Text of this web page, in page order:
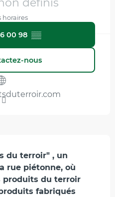
définis
horaires
00 98 ▒▒
nous
du terroir" , un
rue piétonne, où
produits du terroir
fabriqués